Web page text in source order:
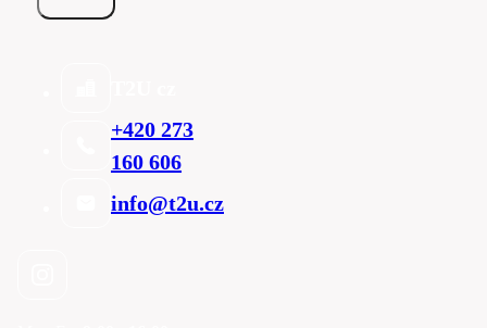
+420 273
160 606
info@t2u.cz